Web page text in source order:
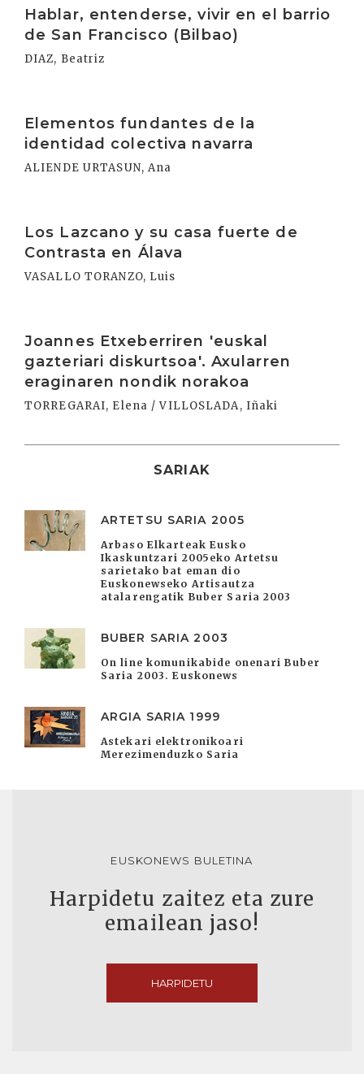
Hablar, entenderse, vivir en el barrio
de San Francisco (Bilbao)
DIAZ, Beatriz
Elementos fundantes de la
identidad colectiva navarra
ALIENDE URTASUN, Ana
Los Lazcano y su casa fuerte de
Contrasta en Álava
VASALLO TORANZO, Luis
Joannes Etxeberriren 'euskal
gazteriari diskurtsoa'. Axularren
eraginaren nondik norakoa
TORREGARAI, Elena / VILLOSLADA, Iñaki
SARIAK
ARTETSU SARIA 2005
Arbaso Elkarteak Eusko
Ikaskuntzari 2005eko Artetsu
sarietako bat eman dio
Euskonewseko Artisautza
atalarengatik Buber Saria 2003
BUBER SARIA 2003
On line komunikabide onenari Buber
Saria 2003. Euskonews
ARGIA SARIA 1999
Astekari elektronikoari
Merezimenduzko Saria
EUSKONEWS BULETINA
Harpidetu zaitez eta zure
emailean jaso!
HARPIDETU